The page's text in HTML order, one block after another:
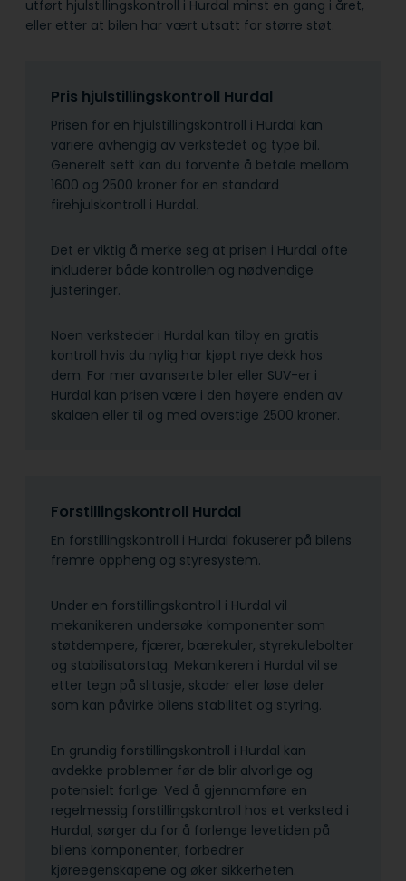
utført hjulstillingskontroll i Hurdal minst en gang i året,
eller etter at bilen har vært utsatt for større støt.
Pris hjulstillingskontroll Hurdal
Prisen for en hjulstillingskontroll i Hurdal kan
variere avhengig av verkstedet og type bil.
Generelt sett kan du forvente å betale mellom
1600 og 2500 kroner for en standard
firehjulskontroll i Hurdal.
Det er viktig å merke seg at prisen i Hurdal ofte
inkluderer både kontrollen og nødvendige
justeringer.
Noen verksteder i Hurdal kan tilby en gratis
kontroll hvis du nylig har kjøpt nye dekk hos
dem. For mer avanserte biler eller SUV-er i
Hurdal kan prisen være i den høyere enden av
skalaen eller til og med overstige 2500 kroner.
Forstillingskontroll Hurdal
En forstillingskontroll i Hurdal fokuserer på bilens
fremre oppheng og styresystem.
Under en forstillingskontroll i Hurdal vil
mekanikeren undersøke komponenter som
støtdempere, fjærer, bærekuler, styrekulebolter
og stabilisatorstag. Mekanikeren i Hurdal vil se
etter tegn på slitasje, skader eller løse deler
som kan påvirke bilens stabilitet og styring.
En grundig forstillingskontroll i Hurdal kan
avdekke problemer før de blir alvorlige og
potensielt farlige. Ved å gjennomføre en
regelmessig forstillingskontroll hos et verksted i
Hurdal, sørger du for å forlenge levetiden på
bilens komponenter, forbedrer
kjøreegenskapene og øker sikkerheten.